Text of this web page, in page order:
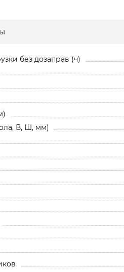
без дозаправ (ч)
В, Ш, мм)